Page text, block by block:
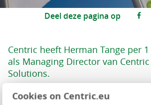
Cookies on Centric.eu
Deel deze pagina op
Centric heeft Herman Tange per
als Managing Director van
Solutions.
Herman Tange brengt meer dan